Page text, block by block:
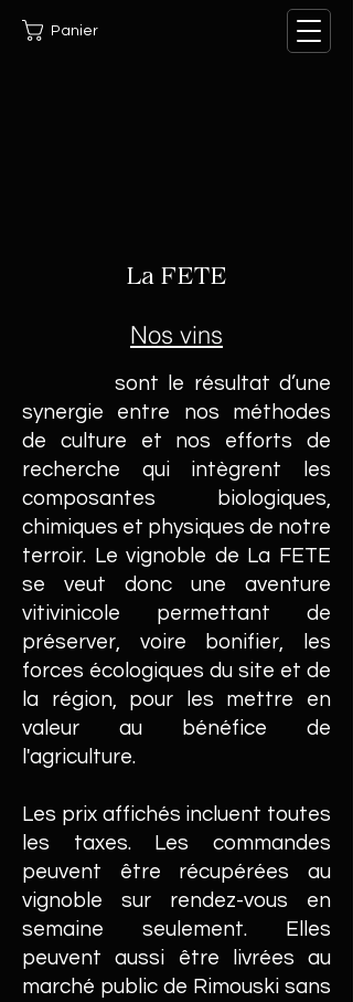
Panier
La FETE
Nos vins
sont le résultat d’une
synergie entre nos méthodes
de culture et nos efforts de
recherche qui intègrent les
composantes biologiques,
chimiques et physiques de notre
terroir. Le vignoble de La FETE
se veut donc une aventure
vitivinicole permettant de
préserver, voire bonifier, les
forces écologiques du site et de
la région, pour les mettre en
valeur au bénéfice de
l'agriculture.
Les prix affichés incluent toutes
les taxes. Les commandes
peuvent être récupérées au
vignoble sur rendez-vous en
semaine seulement. Elles
peuvent aussi être livrées au
marché public de Rimouski sans